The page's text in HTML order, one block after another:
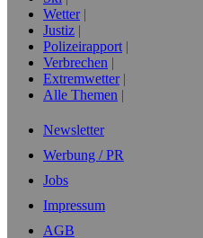
Wetter
Justiz
Polizeirapport
Verbrechen
Extremwetter
Alle Themen
Newsletter
Werbung / PR
Jobs
Impressum
AGB